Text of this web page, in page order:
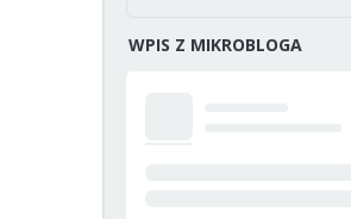
WPIS Z MIKROBLOGA